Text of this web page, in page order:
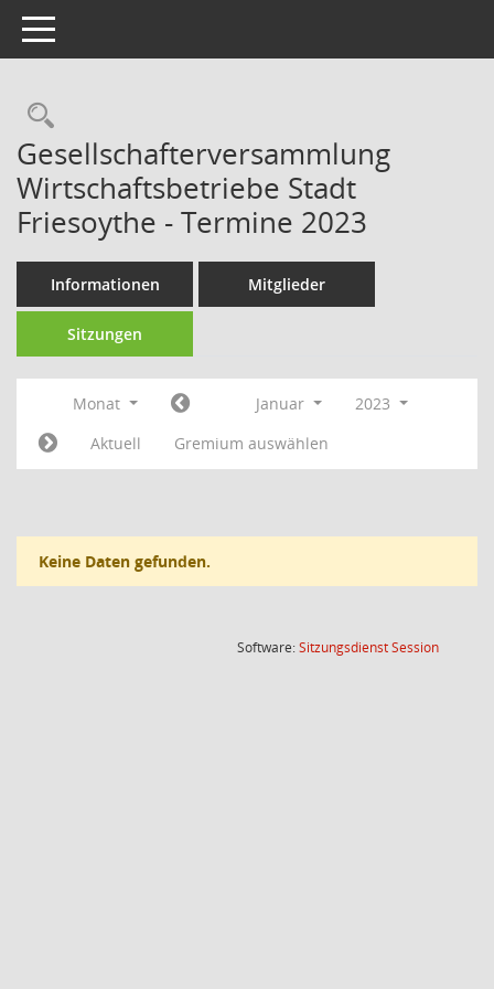
Toggle navigation
Rechercheauswahl
Gesellschafterversammlung
Wirtschaftsbetriebe Stadt
Friesoythe - Termine 2023
Informationen Mitglieder
Sitzungen
Monat Januar
2023
Aktuell
Gremium auswählen
Keine Daten gefunden.
Software:SitzungsdienstSession(Wird in